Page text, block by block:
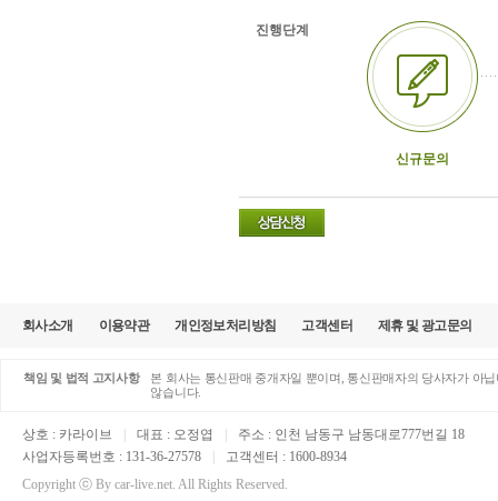
진행단계
신규문의
회사소개 이용약관 개인정보처리방침 고객센터 제휴 및 광고문의
책임 및 법적 고지사항
본 회사는 통신판매 중개자일 뿐이며, 통신판매자의 당사자가 아
않습니다.
상호 : 카라이브 | 대표 : 오정엽 |
주소 : 인천 남동구 남동대로777번길 18
사업자등록번호 : 131-36-27578
|
고객센터 : 1600-8934
Copyright ⓒ By car-live.net. All Rights Reserved.